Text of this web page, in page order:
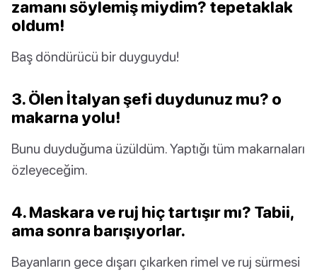
zamanı söylemiş miydim? tepetaklak
oldum!
Baş döndürücü bir duyguydu!
3. Ölen İtalyan şefi duydunuz mu? o
makarna yolu!
Bunu duyduğuma üzüldüm. Yaptığı tüm makarnaları
özleyeceğim.
4. Maskara ve ruj hiç tartışır mı? Tabii,
ama sonra barışıyorlar.
Bayanların gece dışarı çıkarken rimel ve ruj sürmesi